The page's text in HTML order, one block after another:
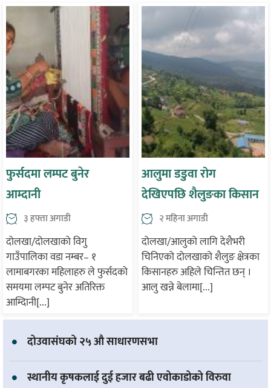
फुर्सदमा लम्पट बुनेर
आम्दानी
३ हफ्ता अगाडी
दोलखा/दोलखाको विगु
गाउँपालिका वडा नम्बर– १
लामाबगरका महिलाहरु ले फुर्सदको
समयमा लम्पट बुनेर अतिरिक्त
आम्दिानी[...]
आलुमा डडुवा रोग
देखिएपछि शैलुङका किसान
चिन्तित२ महिना अगाडी
दोलखा/आलुको लागि देशैभरी
चिनिएको दोलखाको शैलुङ क्षेत्रका
किसानहरु अहिले चिन्तित छन् ।
आलु खन्ने बेलामा[...]
दोउवासंघको २५ औ साधारणसभा
स्थानीय कृषकलाई दुई हजार बढी एवोकाडोको विरुवा